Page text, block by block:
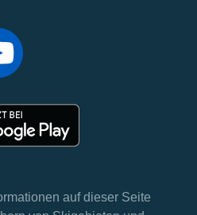
auf dieser Seite